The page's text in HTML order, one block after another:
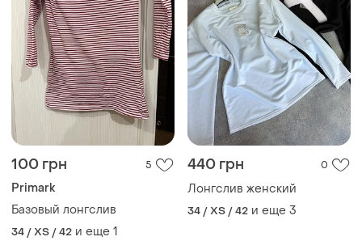
100 грн 5
Primark
Базовый лонгслив
34 / XS / 42 и еще 1
440 грн 0
Лонгслив женский
34 / XS / 42 и еще 3